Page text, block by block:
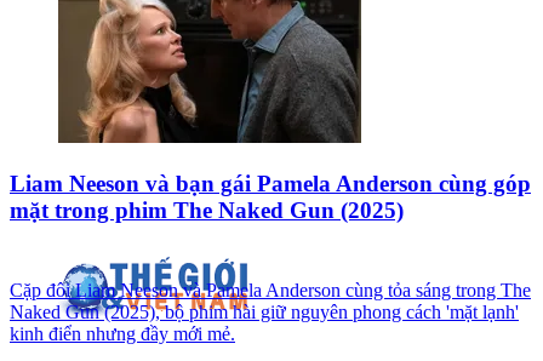
Liam Neeson và bạn gái Pamela Anderson cùng góp
mặt trong phim The Naked Gun (2025)
Cặp đôi Liam Neeson và Pamela Anderson cùng tỏa sáng trong The
Naked Gun (2025), bộ phim hài giữ nguyên phong cách 'mặt lạnh'
kinh điển nhưng đầy mới mẻ.